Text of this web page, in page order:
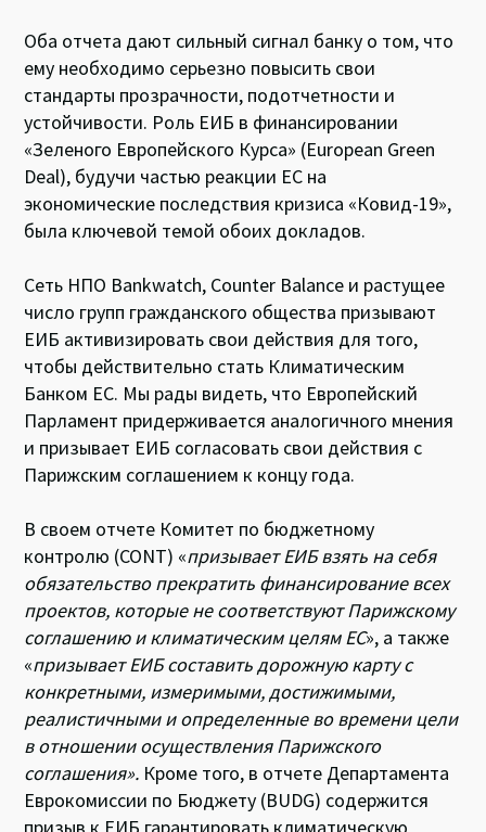
Оба отчета дают сильный сигнал банку о том, что
ему необходимо серьезно повысить свои
стандарты прозрачности, подотчетности и
устойчивости. Роль ЕИБ в финансировании
«Зеленого Европейского Курса» (European Green
Deal), будучи частью реакции ЕС на
экономические последствия кризиса «Ковид-19»,
была ключевой темой обоих докладов.
Сеть НПО Bankwatch, Counter Balance и растущее
число групп гражданского общества призывают
ЕИБ активизировать свои действия для того,
чтобы действительно стать Климатическим
Банком ЕС. Мы рады видеть, что Европейский
Парламент придерживается аналогичного мнения
и призывает ЕИБ согласовать свои действия с
Парижским соглашением к концу года.
В своем отчете Комитет по бюджетному
контролю (CONT) «призывает ЕИБ взять на себя
обязательство прекратить финансирование всех
проектов, которые не соответствуют Парижскому
соглашению и климатическим целям ЕС», а также
«призывает ЕИБ составить дорожную карту с
конкретными, измеримыми, достижимыми,
реалистичными и определенные во времени цели
в отношении осуществления Парижского
соглашения». Кроме того, в отчете Департамента
Еврокомиссии по Бюджету (BUDG) содержится
призыв к ЕИБ гарантировать климатическую